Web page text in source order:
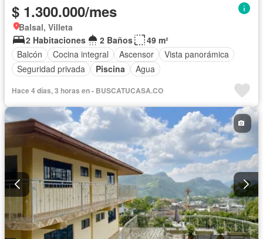
$ 1.300.000/mes
Balsal, Villeta
2 Habitaciones
2 Baños
49 m²
Balcón
Cocina integral Ascensor
Vista panorámica
Seguridad privada
Piscina Agua
Hace 4 días, 3 horas en - BUSCATUCASA.CO